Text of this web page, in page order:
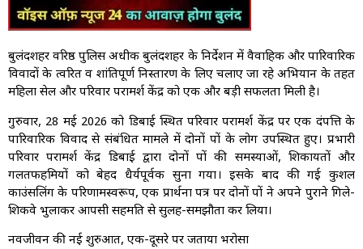
बुलंदशहर वरिष्ठ पुलिस अधीक्षक बुलंदशहर के निर्देशन में वैवाहिक और पारिवारिक
विवादों के त्वरित व शांतिपूर्ण निस्तारण के लिए चलाए जा रहे अभियान के तहत
महिला सेल और परिवार परामर्श केंद्र को एक और बड़ी सफलता मिली है।
गुरुवार, 28 मई 2026 को डिबाई स्थित परिवार परामर्श केंद्र पर एक दंपत्ति के
पारिवारिक विवाद से संबंधित मामले में दोनों पक्षों के लोग उपस्थित हुए। प्रभारी
परिवार परामर्श केंद्र डिबाई द्वारा दोनों पक्षों की समस्याओं, शिकायतों और
गलतफहमियों को बेहद धैर्यपूर्वक सुना गया। इसके बाद की गई कुशल
काउंसलिंग के परिणामस्वरूप, एक प्रार्थना पत्र पर दोनों पक्षों ने अपने पुराने गिले-
शिकवे भुलाकर आपसी सहमति से सुलह-समझौता कर लिया।
नवजीवन की नई शुरुआत, एक-दूसरे पर जताया भरोसा